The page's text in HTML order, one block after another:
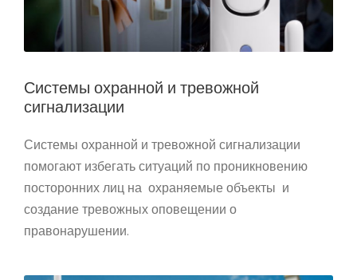
Системы охранной и тревожной
сигнализации
Системы охранной и тревожной сигнализации
помогают избегать ситуаций по проникновению
посторонних лиц на охраняемые объекты и
создание тревожных оповещении о
правонарушении.